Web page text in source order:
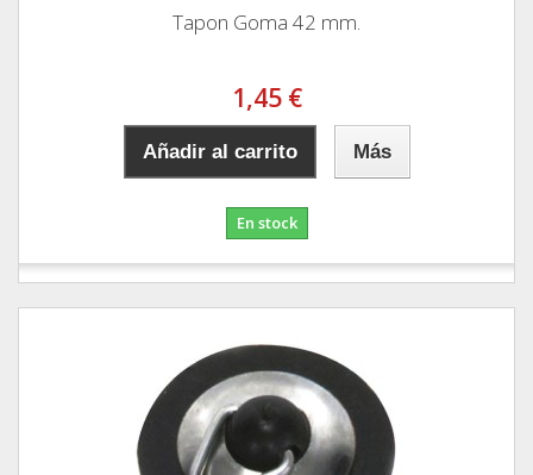
Tapon Goma 42 mm.
1,45 €
Añadir al carrito Más
En stock